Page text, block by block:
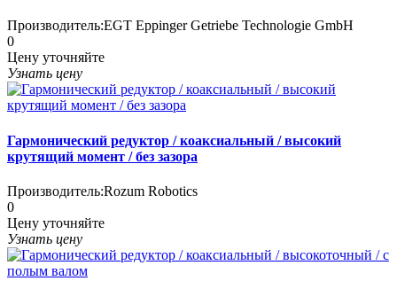
Производитель:EGT Eppinger Getriebe Technologie GmbH
0
Цену уточняйте
Узнать цену
Гармонический редуктор / коаксиальный / высокий
крутящий момент / без зазора
Производитель:Rozum Robotics
0
Цену уточняйте
Узнать цену